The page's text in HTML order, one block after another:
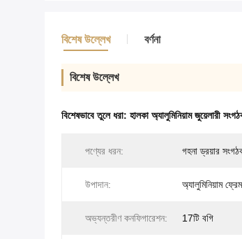
বিশেষ উল্লেখ বর্ণনা
বিশেষ উল্লেখ
বিশেষভাবে তুলে ধরা: হালকা অ্যালুমিনিয়াম জুয়েলারী
পণ্যের ধরন: গহনা ড্রয়ার
উপাদান: অ্যালুমিনিয়াম
অভ্যন্তরীণ কনফিগারেশন: 17টি বগি